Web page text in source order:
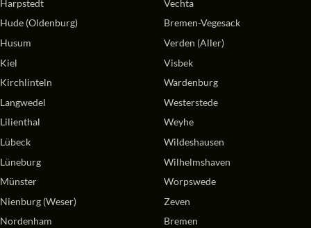
Harpstedt
Hude (Oldenburg)
Husum
Kiel
Kirchlinteln
Langwedel
Lilienthal
Lübeck
Lüneburg
Münster
Nienburg (Weser)
Nordenham
Vechta
Bremen-Vegesack
Verden (Aller)
Visbek
Wardenburg
Westerstede
Weyhe
Wildeshausen
Wilhelmshaven
Worpswede
Zeven
Bremen